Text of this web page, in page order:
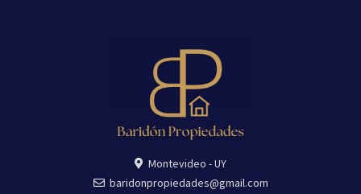
Montevideo - UY
baridonpropiedades@gmail.com